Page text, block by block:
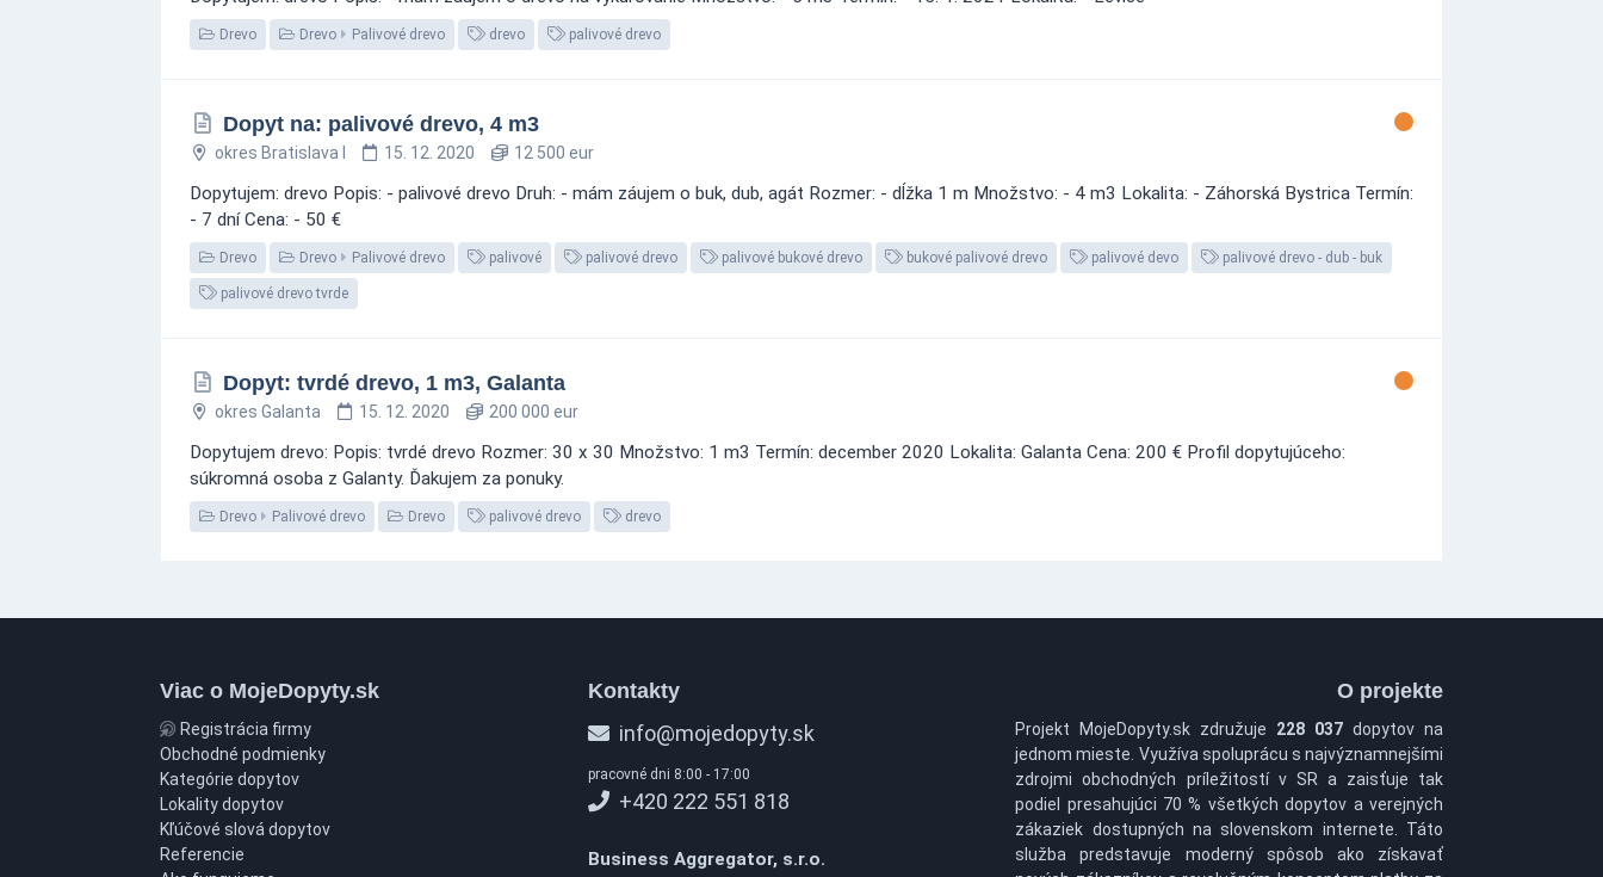
Drevo Drevo Palivové drevo drevo palivové drevo
Dopyt na: palivové drevo, 4 m3
okres Bratislava I 15. 12. 2020 12 500 eur
Dopytujem: drevo Popis: - palivové drevo Druh: - mám záujem o buk, dub, agát Rozmer: - dĺžka 1 m Množstvo: - 4 m3 Lokalita: - Záhorská Bystrica Termín:
- 7 dní Cena: - 50 €
Drevo Drevo Palivové drevo palivové palivové drevo palivové bukové drevo bukové palivové drevo palivové devo palivové drevo - dub - buk
palivové drevo tvrde
Dopyt: tvrdé drevo, 1 m3, Galanta
okres Galanta 15. 12. 2020 200 000 eur
Dopytujem drevo: Popis: tvrdé drevo Rozmer: 30 x 30 Množstvo: 1 m3 Termín: december 2020 Lokalita: Galanta Cena: 200 € Profil dopytujúceho:
súkromná osoba z Galanty. Ďakujem za ponuky.
Drevo Palivové drevo Drevo palivové drevo drevo
Viac o MojeDopyty.sk
Registrácia firmy
Obchodné podmienky
Kategórie dopytov
Lokality dopytov
Kľúčové slová dopytov
Referencie
Kontakty
info@mojedopyty.sk
pracovné dni 8:00 - 17:00
+420 222 551 818
Business Aggregator, s.r.o.
O projekte
Projekt MojeDopyty.sk združuje 228 037 dopytov na
jednom mieste. Využíva spoluprácu s najvýznamnejšími
zdrojmi obchodných príležitostí v SR a zaisťuje tak
podiel presahujúci 70 % všetkých dopytov a verejných
zákaziek dostupných na slovenskom internete. Táto
služba predstavuje moderný spôsob ako získavať